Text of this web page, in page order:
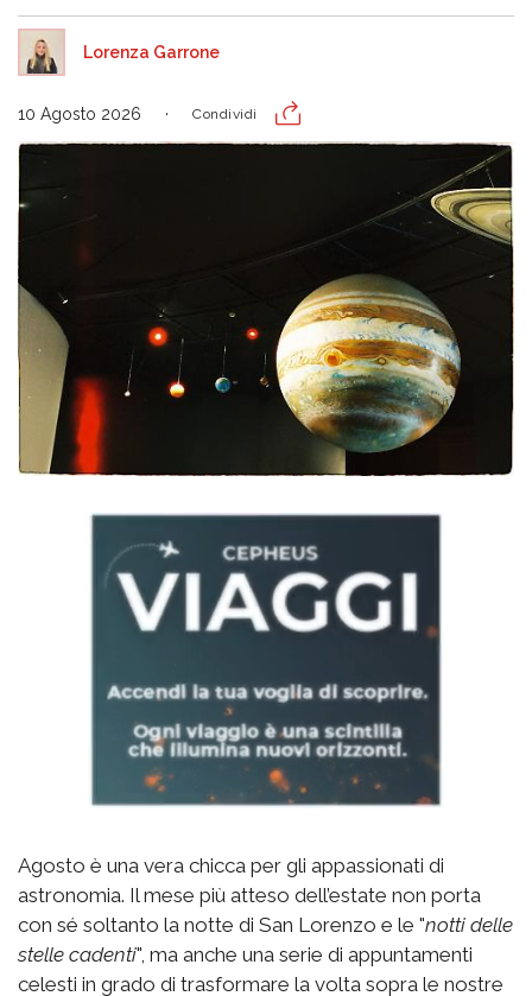
Lorenza Garrone
10 Agosto 2026 Condividi
Agosto è una vera chicca per gli appassionati di
astronomia. Il mese più atteso dell’estate non porta
con sé soltanto la notte di San Lorenzo e le "notti delle
stelle cadenti", ma anche una serie di appuntamenti
celesti in grado di trasformare la volta sopra le nostre